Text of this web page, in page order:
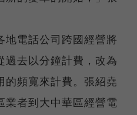
地電話公司跨國經營將
過去以分鐘計費，改為
的頻寬來計費。張紹堯
業者到大中華區經營電